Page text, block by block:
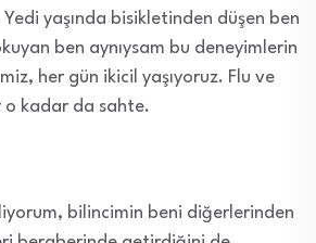
Yedi yaşında bisikletinden düşen ben
ben aynıysam bu deneyimlerin
her gün ikicil yaşıyoruz. Flu ve
o kadar da sahte.
bilincimin beni diğerlerinden